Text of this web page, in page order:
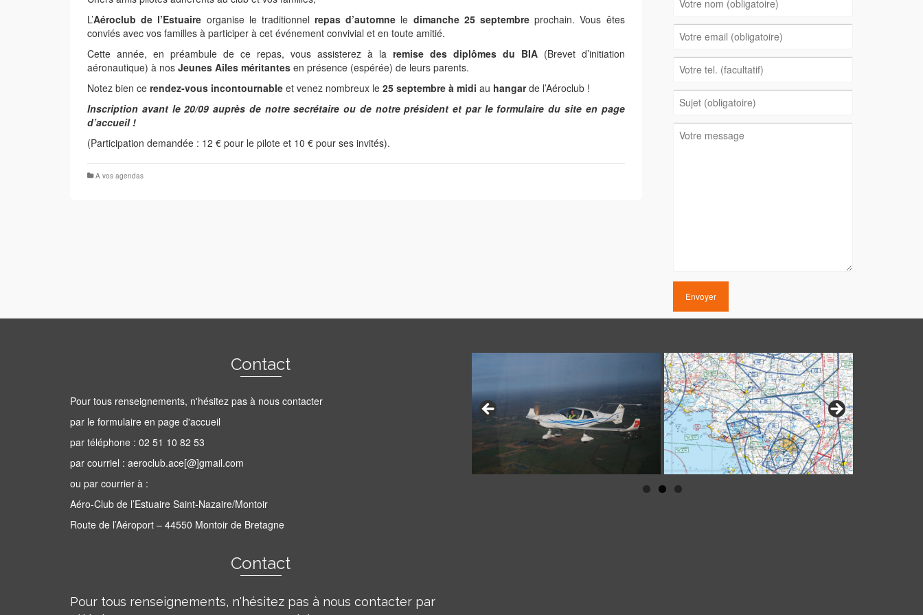
L’Aéroclub de l’Estuaire organise le traditionnelrepas d’automne le dimanche 25 septembreprochain. Vous êtes
conviés avec vos familles à participer à cet événement convivial et en toute amitié.
Cette année, en préambule de ce repas, vous assisterez à la remise des diplômes du BIA(Brevet d’initiation
aéronautique) à nos Jeunes Ailes méritantes en présence (espérée) de leurs parents.
Notez bien ce rendez-vous incontournable et venez nombreux le 25 septembre à midi au hangarde l’Aéroclub !
Inscription avant le 20/09 auprès de notre secrétaire ou de notre président et par le formulaire du site en page
d’accueil !
(Participation demandée : 12 € pour le pilote et 10 € pour ses invités).
A vos agendas
Contact
Pour tous renseignements, n'hésitez pas à nous contacter
par le formulaire en page d'accueil
par téléphone : 02 51 10 82 53
par courriel : aeroclub.ace[@]gmail.com
ou par courrier à :
Aéro-Club de l’Estuaire Saint-Nazaire/Montoir
Route de l’Aéroport – 44550 Montoir de Bretagne
Contact
Pour tous renseignements, n'hésitez pas à nous contacter par